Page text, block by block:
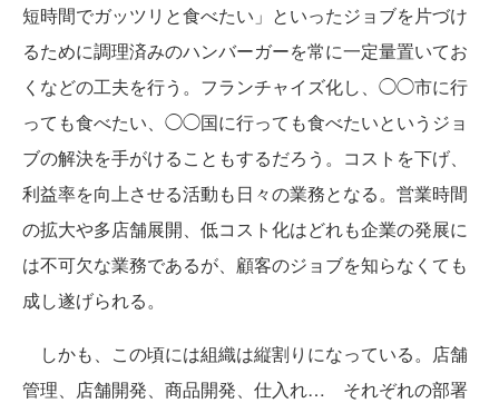
短時間でガッツリと食べたい」といったジョブを片づけ
るために調理済みのハンバーガーを常に一定量置いてお
くなどの工夫を行う。フランチャイズ化し、◯◯市に行
っても食べたい、◯◯国に行っても食べたいというジョ
ブの解決を手がけることもするだろう。コストを下げ、
利益率を向上させる活動も日々の業務となる。営業時間
の拡大や多店舗展開、低コスト化はどれも企業の発展に
は不可欠な業務であるが、顧客のジョブを知らなくても
成し遂げられる。
しかも、この頃には組織は縦割りになっている。店舗
管理、店舗開発、商品開発、仕入れ… それぞれの部署